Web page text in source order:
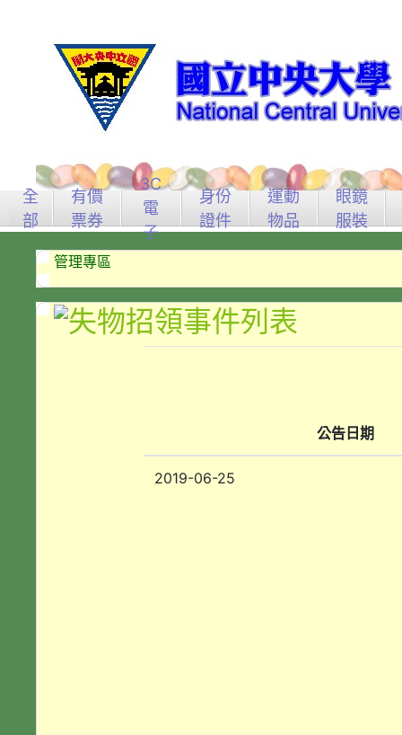
全
部
有價
票券
3C
電
子
身份
證件
運動
物品
眼鏡
服裝
管理專區
公告日期
2019-06-25